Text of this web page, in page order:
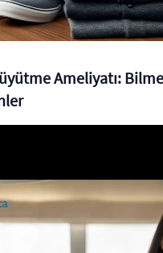
Ameliyatı: